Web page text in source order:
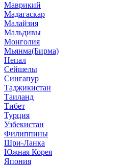
Маврикий
Мадагаскар
Малайзия
Мальдивы
Монголия
Мьянма(Бирма)
Непал
Сейшелы
Сингапур
Таджикистан
Таиланд
Тибет
Турция
Узбекистан
Филиппины
Шри-Ланка
Южная Корея
Япония